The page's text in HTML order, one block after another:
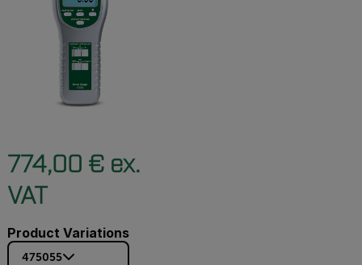
774,00 € ex.
VAT
Product Variations
475055